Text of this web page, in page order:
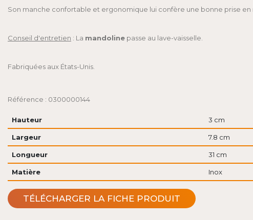
Son manche confortable et ergonomique lui confère une bonne prise en
Conseil d'entretien : La mandoline passe au lave-vaisselle.
Fabriquées aux États-Unis.
Référence : 0300000144
Hauteur 3 cm
Largeur 7.8 cm
Longueur 31 cm
Matière Inox
TÉLÉCHARGER LA FICHE PRODUIT